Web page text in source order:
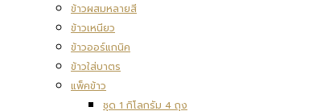
ข้าวผสมหลายสี
ข้าวเหนียว
ข้าวออร์แกนิค
ข้าวใส่บาตร
แพ็คข้าว
ชุด 1 กิโลกรัม 4 ถุง